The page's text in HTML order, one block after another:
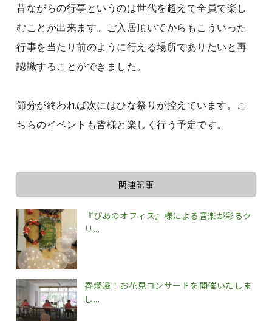
昔ながらの行事というのは世代を超えて全員で楽し
むことが出来ます。ご入居頂いてからもこういった
行事を当たり前のように行える場所でありたいと再
認識することができました。
節分が終われば次にはひな祭りが控えています。こ
ちらのイベントも皆様と楽しく行う予定です。
関連記事
『ぴあのオフィス』様による音楽が彩るク
リ...
春爛漫！お花見コンサートを開催いたしま
し...